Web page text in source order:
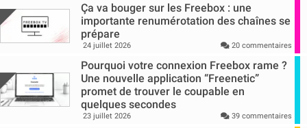
Ça va bouger sur les Freebox : une
importante renumérotation des chaînes se
prépare
24 juillet 2026 20 commentaires
Pourquoi votre connexion Freebox rame ?
Une nouvelle application “Freenetic”
promet de trouver le coupable en
quelques secondes
23 juillet 2026 39 commentaires